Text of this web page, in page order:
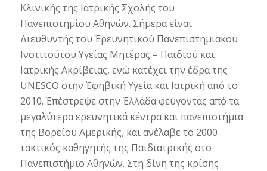
Κλινικής της Ιατρικής Σχολής του
Πανεπιστημίου Αθηνών. Σήμερα είναι
Διευθυντής του Έρευνητικού Πανεπιστημιακού
Ινστιτούτου Υγείας Μητέρας – Παιδιού και
Ιατρικής Ακρίβειας, ενώ κατέχει την έδρα της
UNESCO στην Έφηβική Υγεία και Ιατρική από το
2010. Έπέστρεψε στην Έλλάδα φεύγοντας από τα
μεγαλύτερα ερευνητικά κέντρα και πανεπιστήμια
της Βορείου Αμερικής, και ανέλαβε το 2000
τακτικός καθηγητής της Παιδιατρικής στο
Πανεπιστήμιο Αθηνών. Στη δίνη της κρίσης